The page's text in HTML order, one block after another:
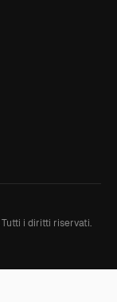
Tutti i diritti riservati.